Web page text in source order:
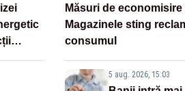
Măsuri de
Magazinele sting
consumul
5 aug. 2026, 15:03